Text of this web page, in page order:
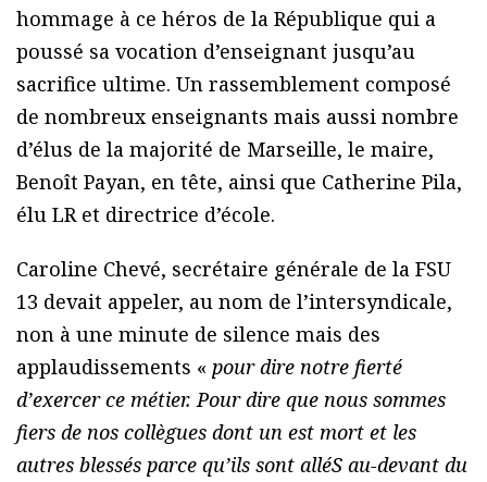
hommage à ce héros de la République qui a
poussé sa vocation d’enseignant jusqu’au
sacrifice ultime. Un rassemblement composé
de nombreux enseignants mais aussi nombre
d’élus de la majorité de Marseille, le maire,
Benoît Payan, en tête, ainsi que Catherine Pila,
élu LR et directrice d’école.
Caroline Chevé, secrétaire générale de la FSU
13 devait appeler, au nom de l’intersyndicale,
non à une minute de silence mais des
applaudissements « pour dire notre fierté
d’exercer ce métier. Pour dire que nous sommes
fiers de nos collègues dont un est mort et les
autres blessés parce qu’ils sont alléS au-devant du